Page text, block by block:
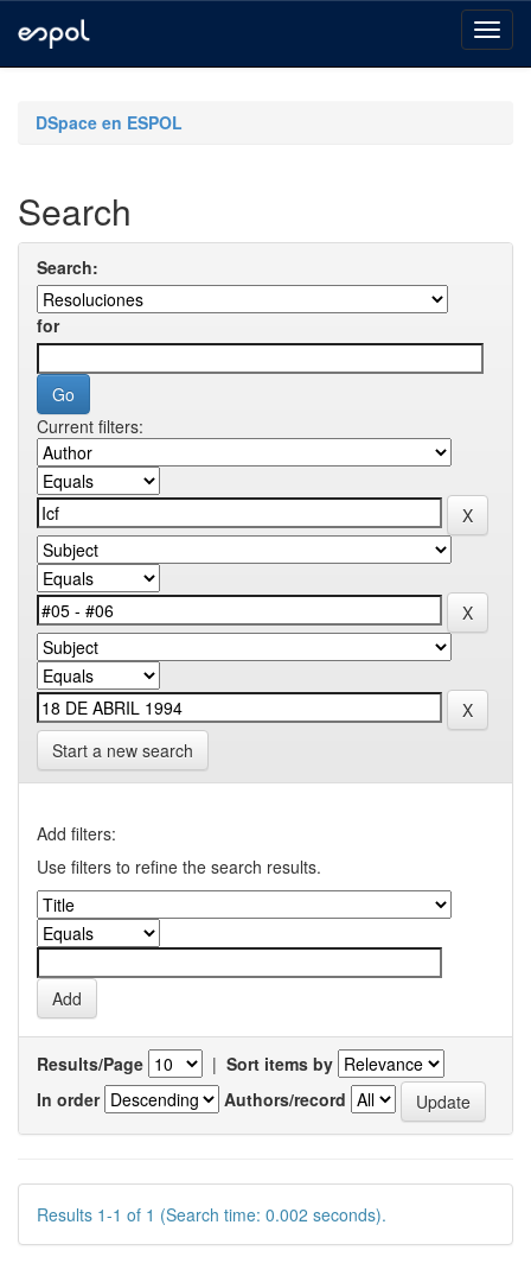
navigationDSpace en ESPOL
Search
Search:
for
Current filters:
Start a new search
Add filters:
Use filters to refine the search results.
Results/Page | Sort items by
In order
Authors/record
Results 1-1 of 1 (Search time: 0.002 seconds).